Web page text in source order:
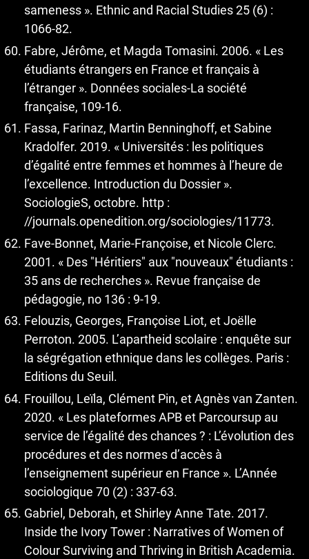
sameness ». Ethnic and Racial Studies 25 (6) :
1066‑82.
Fabre, Jérôme, et Magda Tomasini. 2006. « Les
étudiants étrangers en France et français à
l’étranger ». Données sociales-La société
française, 109‑16.
Fassa, Farinaz, Martin Benninghoff, et Sabine
Kradolfer. 2019. « Universités : les politiques
d’égalité entre femmes et hommes à l’heure de
l’excellence. Introduction du Dossier ».
SociologieS, octobre. http :
//journals.openedition.org/sociologies/11773.
Fave-Bonnet, Marie-Françoise, et Nicole Clerc.
2001. « Des "Héritiers" aux "nouveaux" étudiants :
35 ans de recherches ». Revue française de
pédagogie, no 136 : 9‑19.
Felouzis, Georges, Françoise Liot, et Joëlle
Perroton. 2005. L’apartheid scolaire : enquête sur
la ségrégation ethnique dans les collèges. Paris :
Editions du Seuil.
Frouillou, Leïla, Clément Pin, et Agnès van Zanten.
2020. « Les plateformes APB et Parcoursup au
service de l’égalité des chances ? : L’évolution des
procédures et des normes d’accès à
l’enseignement supérieur en France ». L’Année
sociologique 70 (2) : 337‑63.
Gabriel, Deborah, et Shirley Anne Tate. 2017.
Inside the Ivory Tower : Narratives of Women of
Colour Surviving and Thriving in British Academia.